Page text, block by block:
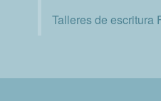
Talleres de escritura